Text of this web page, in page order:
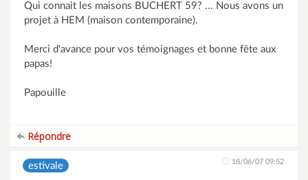
Qui connait les maisons BUCHERT 59? ... Nous avons un
projet à HEM (maison contemporaine).
Merci d'avance pour vos témoignages et bonne fête aux
papas!
Papouille
Répondre
estivale 18/06/07 09:52